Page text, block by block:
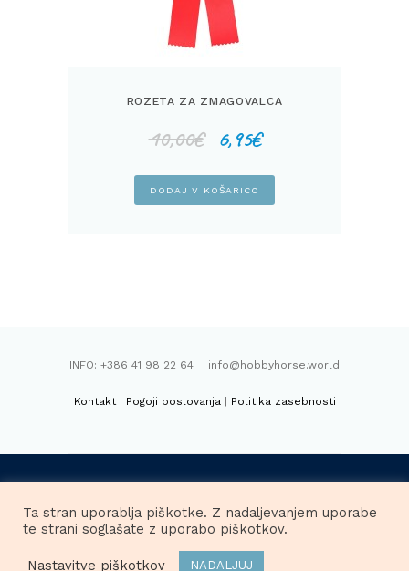
ROZETA ZA ZMAGOVALCA
10,00€ Izvirna
cena
je
bila:
10,00€.
6,95€Trenutna
cena
je:
6,95€.
DODAJ V KOŠARICO
INFO: +386 41 98 22 64 info@hobbyhorse.world
Kontakt| Pogoji poslovanja| Politika zasebnosti
HOBBYHORSE.WORLD, Raša Böhm Vidmar s.p. ©
Ta stran uporablja piškotke. Z nadaljevanjem uporabe
te strani soglašate z uporabo piškotkov.
Nastavitve piškotkov NADALJUJ